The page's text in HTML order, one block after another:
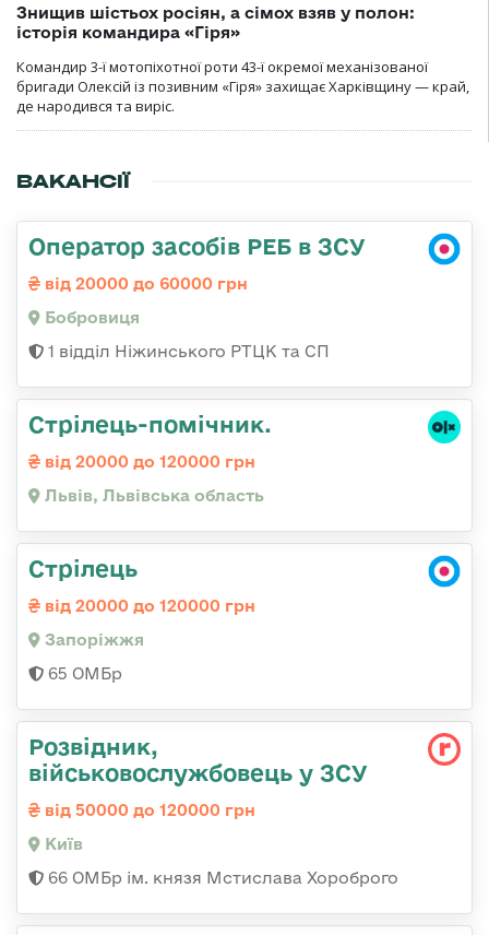
Знищив шістьох росіян, а сімох взяв у полон:
історія командира «Гіря»
Командир 3-ї мотопіхотної роти 43-ї окремої механізованої
бригади Олексій із позивним «Гіря» захищає Харківщину — край,
де народився та виріс.
ВАКАНСІЇ
Оператор засобів РЕБ в ЗСУ
від 20000 до 60000 грн
Бобровиця
1 відділ Ніжинського РТЦК та СП
Стрілець-помічник.
від 20000 до 120000 грн
Львів, Львівська область
Стрілець
від 20000 до 120000 грн
Запоріжжя
65 ОМБр
Розвідник,
військовослужбовець у ЗСУ
від 50000 до 120000 грн
Київ
66 ОМБр ім. князя Мстислава Хороброго